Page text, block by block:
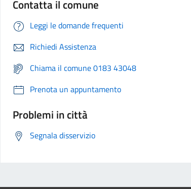
Contatta il comune
Leggi le domande frequenti
Richiedi Assistenza
Chiama il comune 0183 43048
Prenota un appuntamento
Problemi in città
Segnala disservizio